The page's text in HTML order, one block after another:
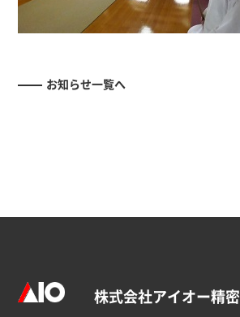
お知らせ一覧へ
株式会社アイオー精密